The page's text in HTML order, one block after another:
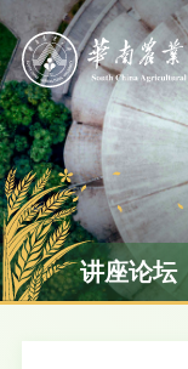
讲座论坛